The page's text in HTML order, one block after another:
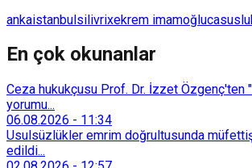
ankaistanbulsilivrixekrem imamoğlu
En çok okunanlar
Ceza hukukçusu Prof. Dr. İzzet Özgenç'ten
yorumu...
06.08.2026 - 11:34
Usulsüzlükler emrim doğrultusunda
edildi...